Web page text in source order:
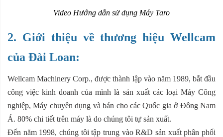
Video Hướng dẫn sử dụng Máy Taro
2. Giới thiệu về thương hiệu Wellcam
của Đài Loan:
Wellcam Machinery Corp., được thành lập vào năm 1989, bắt đầu
công việc kinh doanh của mình là sản xuất các loại Máy Công
nghiệp, Máy chuyên dụng và bán cho các Quốc gia ở Đông Nam
Á. 80% chi tiết trên máy là do chúng tôi tự sản xuất.
Đến năm 1998, chúng tôi tập trung vào R&D sản xuất phân phối